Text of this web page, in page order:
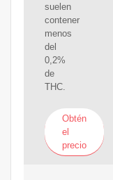
suelen
contener
menos
del
0,2%
de
THC.
Obtén
el
precio